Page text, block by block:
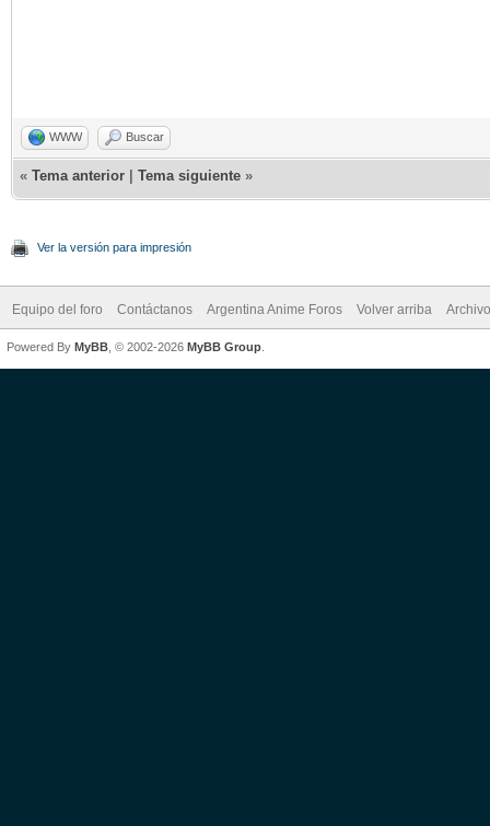
WWW Buscar
« Tema anterior Tema siguiente »
Ver la versión para impresión
Equipo del foro Contáctanos Argentina Anime Foros Volver arriba
Powered By MyBB , © 2002-2026 MyBB Group